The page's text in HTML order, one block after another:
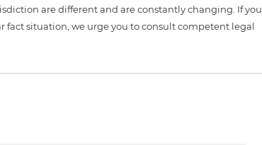
are different and are constantly changing. If you
fact situation, we urge you to consult competent legal